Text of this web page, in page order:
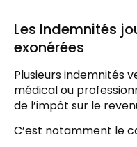
Les Indemnités
exonérées
Plusieurs indemnités
médical ou
de l’impôt sur le
C’est notamment le